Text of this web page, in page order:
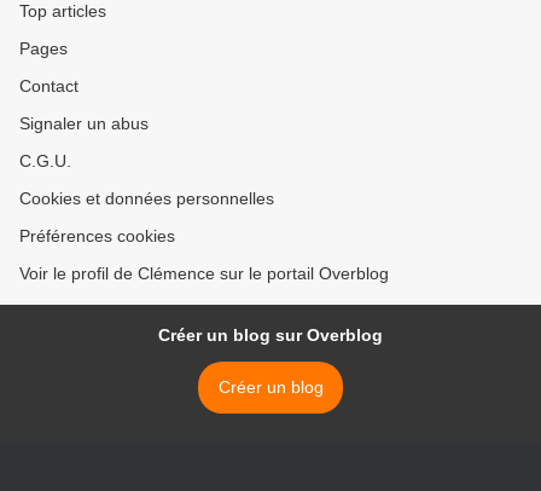
Top articles
Pages
Contact
Signaler un abus
C.G.U.
Cookies et données personnelles
Préférences cookies
Voir le profil de Clémence sur le portail Overblog
Créer un blog sur Overblog
Créer un blog